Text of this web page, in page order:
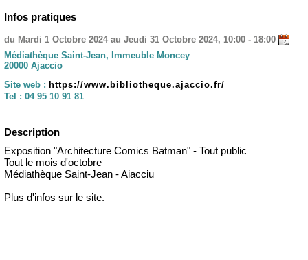
Infos pratiques
du Mardi 1 Octobre 2024 au Jeudi 31 Octobre 2024, 10:00 - 18:00
Médiathèque Saint-Jean, Immeuble Moncey
20000 Ajaccio
Site web : https://www.bibliotheque.ajaccio.fr/
Tel : 04 95 10 91 81
Description
Exposition "Architecture Comics Batman" - Tout public
Tout le mois d'octobre
Médiathèque Saint-Jean - Aiacciu
Plus d'infos sur le site.